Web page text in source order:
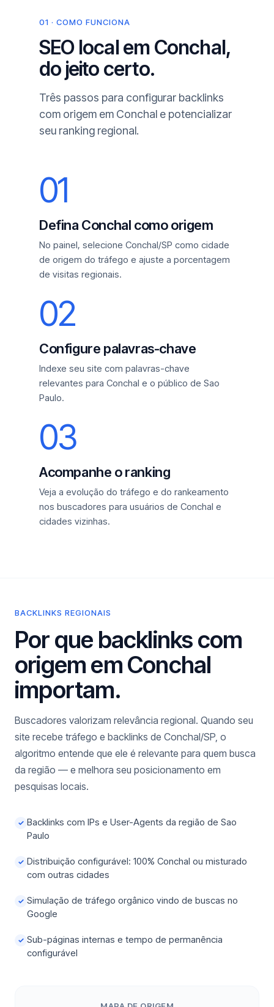
01 · COMO FUNCIONA
SEO local em Conchal,
do jeito certo.
Três passos para configurar backlinks
com origem em Conchal e potencializar
seu ranking regional.
01
Defina Conchal como origem
No painel, selecione Conchal/SP como cidade
de origem do tráfego e ajuste a porcentagem
de visitas regionais.
02
Configure palavras-chave
Indexe seu site com palavras-chave
relevantes para Conchal e o público de Sao
Paulo.
03
Acompanhe o ranking
Veja a evolução do tráfego e do rankeamento
nos buscadores para usuários de Conchal e
cidades vizinhas.
BACKLINKS REGIONAIS
Por que backlinks com
origem em Conchal
importam.
Buscadores valorizam relevância regional. Quando seu
site recebe tráfego e backlinks de Conchal/SP, o
algoritmo entende que ele é relevante para quem busca
da região — e melhora seu posicionamento em
pesquisas locais.
✓ Backlinks com IPs e User-Agents da região de Sao
Paulo
✓ Distribuição configurável: 100% Conchal ou misturado
com outras cidades
✓ Simulação de tráfego orgânico vindo de buscas no
Google
✓ Sub-páginas internas e tempo de permanência
configurável